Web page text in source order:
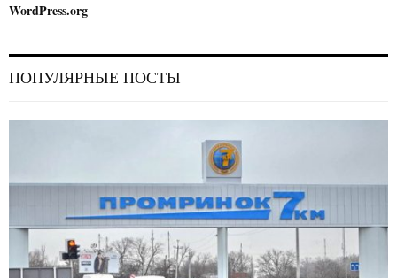
WordPress.org
ПОПУЛЯРНЫЕ ПОСТЫ